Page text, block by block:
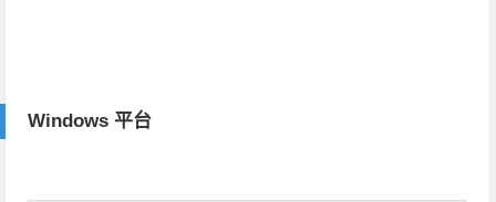
Windows 平台